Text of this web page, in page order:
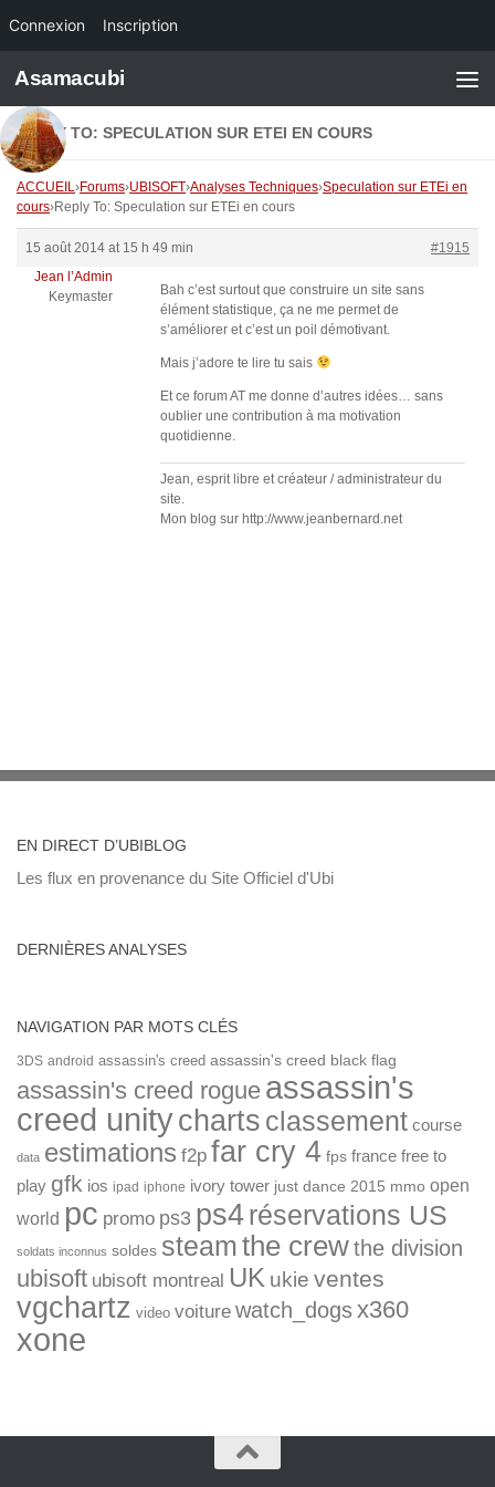
Connexion Inscription
Skip to content
Asamacubi
REPLY TO: SPECULATION SUR ETEI EN COURS
ACCUEIL›Forums›UBISOFT›Analyses Techniques›Speculation sur ETEi en
cours›Reply To: Speculation sur ETEi en cours
15 août 2014 at 15 h 49 min
#1915
Jean l’Admin
Keymaster
Bah c’est surtout que construire un site sans
élément statistique, ça ne me permet de
s’améliorer et c’est un poil démotivant.
Mais j’adore te lire tu sais
Et ce forum AT me donne d’autres idées… sans
oublier une contribution à ma motivation
quotidienne.
Jean, esprit libre et créateur / administrateur du
site.
Mon blog sur http://www.jeanbernard.net
EN DIRECT D’UBIBLOG
Les flux en provenance du Site Officiel d'Ubi
DERNIÈRES ANALYSES
NAVIGATION PAR MOTS CLÉS
3DS android assassin's creed assassin's creed black flag
assassin's creed rogue assassin's
creed unitycharts classement course
data estimations f2p far cry 4 fps france free to
play gfk ios ipad iphone ivory tower just dance 2015 mmo open
world pc promo ps3 ps4réservations US
soldats inconnus soldes steamthe crewthe division
ubisoft ubisoft montreal UK ukie ventes
vgchartz video voiture watch_dogsx360
xone